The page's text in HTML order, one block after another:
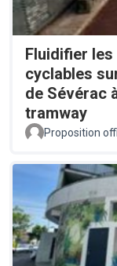
Fluidifier
cyclables
de Sévérac
tramway
Proposition